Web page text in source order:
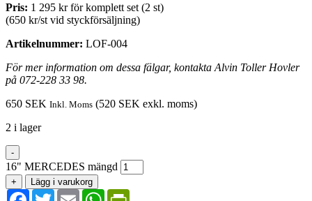
Pris: 1 295 kr för komplett set (2 st)
(650 kr/st vid styckförsäljning)
Artikelnummer: LOF-004
För mer information om dessa fälgar, kontakta Alvin Toller Hovler
på 072-228 33 98.
650 SEK Inkl. Moms (520 SEK exkl. moms)
2 i lager
-
16" MERCEDES mängd
+ Lägg i varukorg
Facebook
TwitterEmail WhatsApp